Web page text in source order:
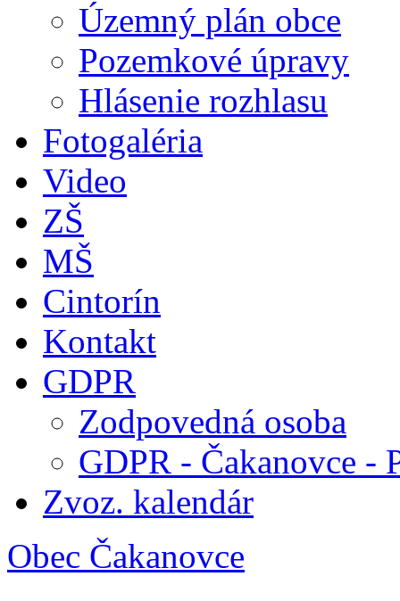
Územný plán obce
Pozemkové úpravy
Hlásenie rozhlasu
Fotogaléria
Video
ZŠ
MŠ
Cintorín
Kontakt
GDPR
Zodpovedná osoba
GDPR - Čakanovce -
Zvoz. kalendár
Obec Čakanovce